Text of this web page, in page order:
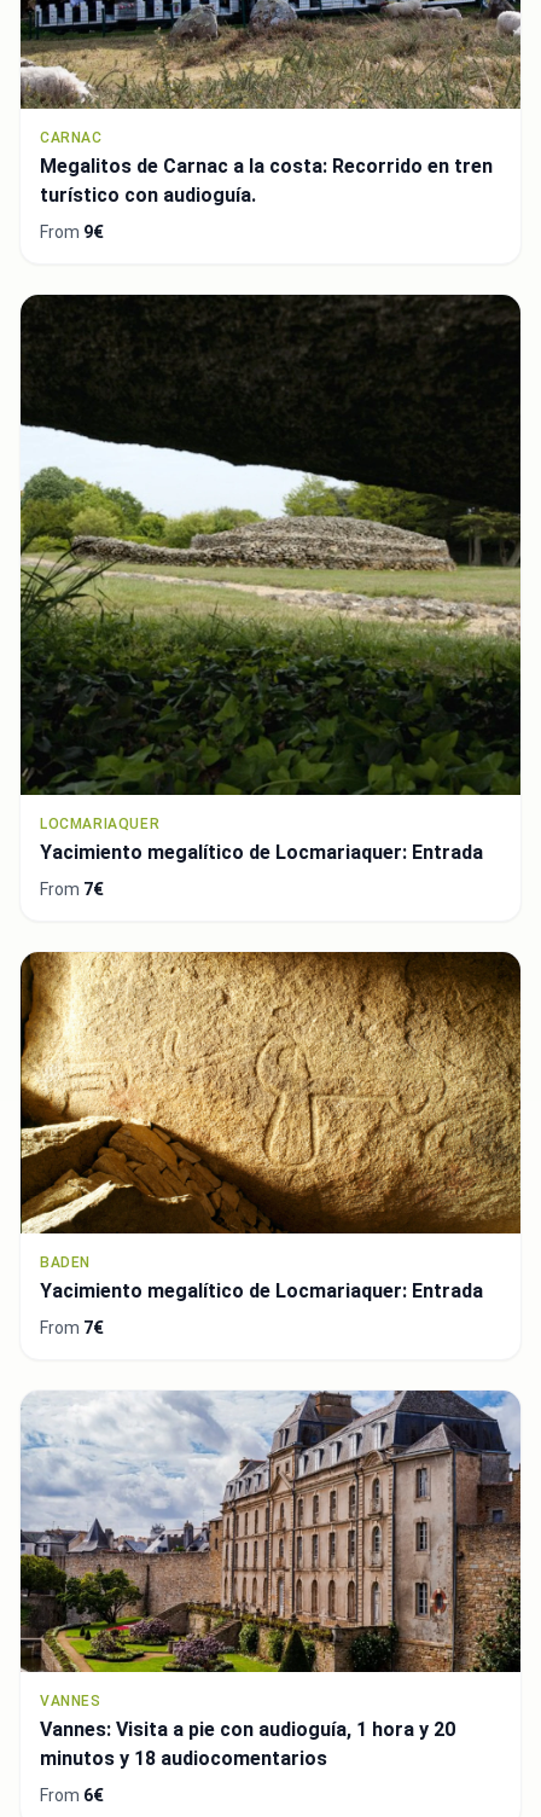
CARNAC
Megalitos de Carnac a la costa: Recorrido en tren
turístico con audioguía.
From 9€
LOCMARIAQUER
Yacimiento megalítico de Locmariaquer: Entrada
From 7€
BADEN
Yacimiento megalítico de Locmariaquer: Entrada
From 7€
VANNES
Vannes: Visita a pie con audioguía, 1 hora y 20
minutos y 18 audiocomentarios
From 6€